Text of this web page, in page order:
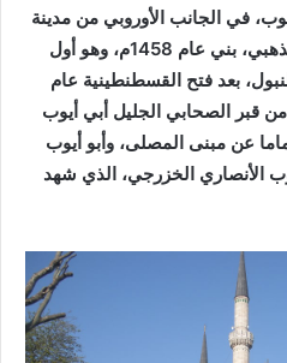
في الجانب الأوروبي من مدينة
إسطنبول، بالقرب من القرن الذهبي، بني عام 1458م، وهو أول
بعد فتح القسطنطينية عام
من قبر الصحابي الجليل أبي أيوب
عن مبنى المصلى، وأبو أيوب
الأنصاري الخزرجي، الذي شهد